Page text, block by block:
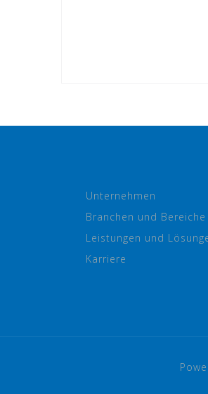
Unternehmen
Branchen und Bereiche
Leistungen und
Karriere